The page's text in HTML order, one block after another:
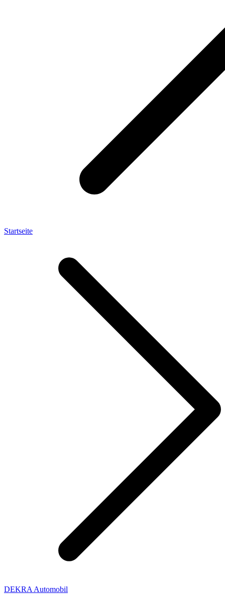
Startseite
DEKRA Automobil